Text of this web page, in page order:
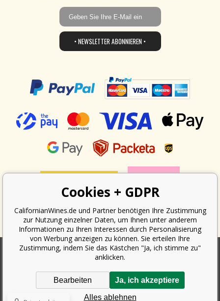
• NEWSLETTER ABONNIEREN •
verpflichtet, dem Käufer eine Quittung auszustellen. Gleichzeitig ist er
verpflichtet, den erhaltenen Umsatz online beim Finanzamt zu erfassen;
im Falle eines technischen Ausfalls dann spätestens innerhalb von 48
Stunden.
Cookies + GDPR
CalifornianWines.de und Partner benötigen Ihre Zustimmung
zur Nutzung einzelner Daten, um Ihnen unter anderem
Informationen zu Ihren Interessen durch Personalisierung
von Werbung anzeigen zu können. Sie erteilen Ihre
Zustimmung, indem Sie das Kästchen "Ja, ich stimme zu"
anklicken.
Alles ablehnen
Ja, ich akzeptiere
Bearbeiten